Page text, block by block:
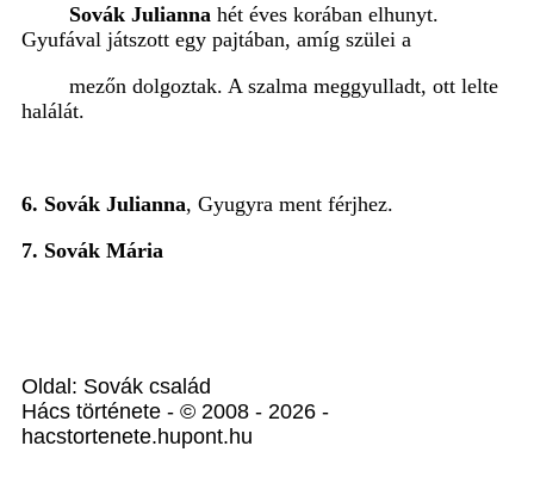
Sovák Julianna hét éves korában elhunyt.
Gyufával játszott egy pajtában, amíg szülei a
mezőn dolgoztak. A szalma meggyulladt, ott lelte
halálát.
6. Sovák Julianna, Gyugyra ment férjhez.
7. Sovák Mária
Oldal: Sovák család
Hács története - © 2008 - 2026 -
hacstortenete.hupont.hu